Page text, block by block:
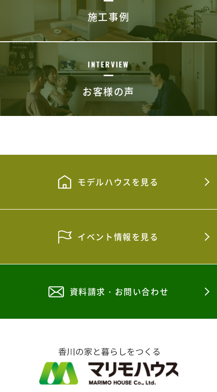
施工事例
INTERVIEW
お客様の声
モデルハウスを見る
イベント情報を見る
資料請求・お問い合わせ